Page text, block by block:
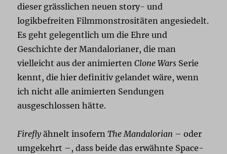
dieser grässlichen neuen story- und
logikbefreiten Filmmonstrositäten angesiedelt.
Es geht gelegentlich um die Ehre und
Geschichte der Mandalorianer, die man
vielleicht aus der animiertenClone Wars Serie
kennt, die hier definitiv gelandet wäre, wenn
ich nicht alle animierten Sendungen
ausgeschlossen hätte.
Fireflyähnelt insofernThe Mandalorian – oder
umgekehrt –, dass beide das erwähnte Space-